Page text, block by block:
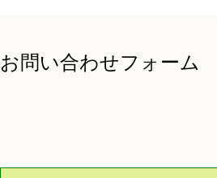
お問い合わせフォーム